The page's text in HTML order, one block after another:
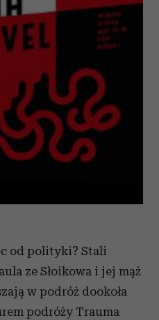
od polityki? Stali
ze Słoikowa i jej mąż
w podróż dookoła
podróży Trauma